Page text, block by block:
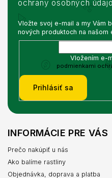
ochrany osobných
Vložte svoj e-mail a my Vám
nových produktoch na našom
Vložením e-
podmienkami
Prihlásiť sa
INFORMÁCIE PRE VÁS
Prečo nakúpiť u nás
Ako balíme rastliny
Objednávka, doprava a platba